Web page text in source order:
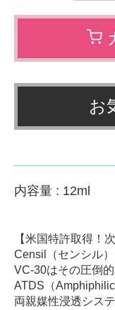
お
内容量 : 12ml
【米国特許取得！
Censil（センシル
VC-30はその圧倒
ATDS（
両親媒性浸透シス